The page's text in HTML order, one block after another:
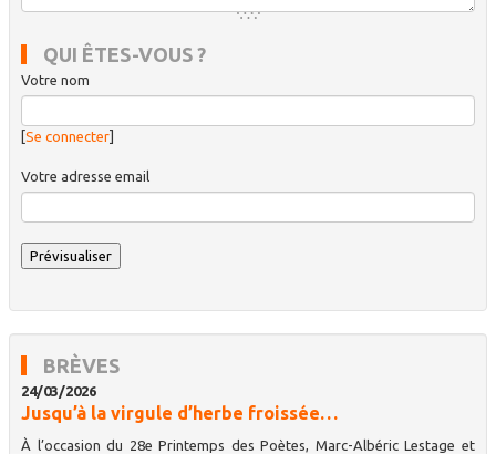
QUI ÊTES-VOUS ?
Votre nom
[Se connecter]
Votre adresse email
BRÈVES
24/03/2026
Jusqu’à la virgule d’herbe froissée…
À l’occasion du 28e Printemps des Poètes, Marc-Albéric Lestage et